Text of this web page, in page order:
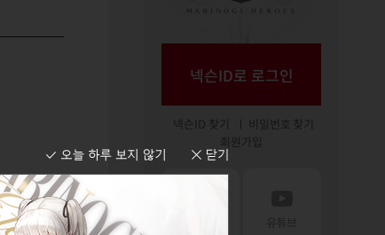
넥슨ID로 로그인
넥슨ID 찾기
비밀번호 찾기
회원가입